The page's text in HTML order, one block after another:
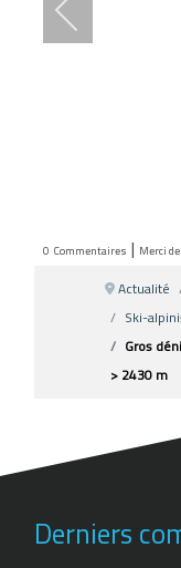
0 Commentaires | Merci
Actualité
Ski-
Gros
> 2430 m
Derniers